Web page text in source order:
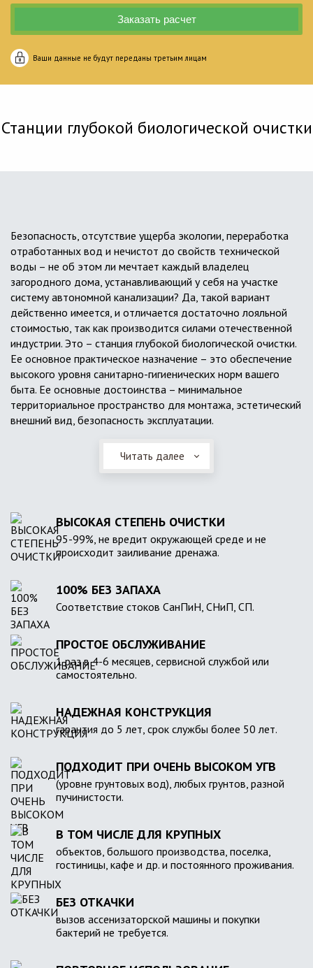
Ваши данные не будут переданы третьим лицам
Станции глубокой биологической очистки
Безопасность, отсутствие ущерба экологии, переработка
отработанных вод и нечистот до свойств технической
воды – не об этом ли мечтает каждый владелец
загородного дома, устанавливающий у себя на участке
систему автономной канализации? Да, такой вариант
действенно имеется, и отличается достаточно лояльной
стоимостью, так как производится силами отечественной
индустрии. Это – станция глубокой биологической очистки.
Ее основное практическое назначение – это обеспечение
высокого уровня санитарно-гигиенических норм вашего
быта. Ее основные достоинства – минимальное
территориальное пространство для монтажа, эстетический
внешний вид, безопасность эксплуатации.
Читать далее
ВЫСОКАЯ СТЕПЕНЬ ОЧИСТКИ
95-99%, не вредит окружающей среде и не
происходит заиливание дренажа.
100% БЕЗ ЗАПАХА
Соответствие стоков СанПиН, СНиП, СП.
ПРОСТОЕ ОБСЛУЖИВАНИЕ
1 раз в 4-6 месяцев, сервисной службой или
самостоятельно.
НАДЕЖНАЯ КОНСТРУКЦИЯ
гарантия до 5 лет, срок службы более 50 лет.
ПОДХОДИТ ПРИ ОЧЕНЬ ВЫСОКОМ УГВ
(уровне грунтовых вод), любых грунтов, разной
пучинистости.
В ТОМ ЧИСЛЕ ДЛЯ КРУПНЫХ
объектов, большого производства, поселка,
гостиницы, кафе и др. и постоянного проживания.
БЕЗ ОТКАЧКИ
вызов ассенизаторской машины и покупки
бактерий не требуется.